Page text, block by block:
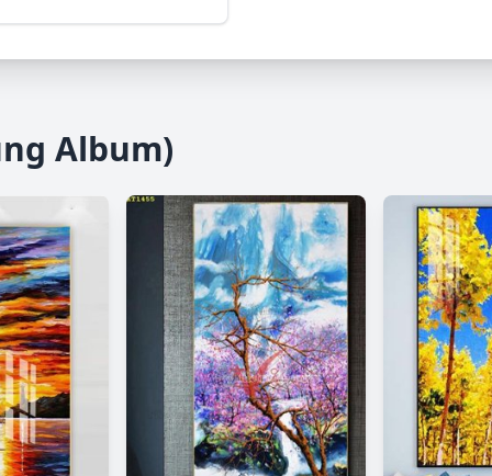
Album)